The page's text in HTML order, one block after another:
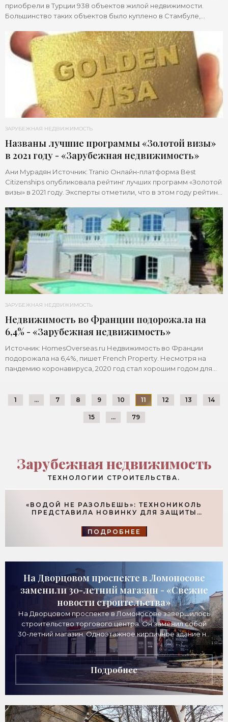
приобрели в Турции 938 объектов жилой недвижимости.
Большинство таких объектов было куплено в Стамбуле,
ЗАРУБЕЖНАЯ НЕДВИЖИМОСТЬ
Названы лучшие программы «Золотой визы»
в 2021 году - «Зарубежная недвижимость»
Ани Мурадян Источник: Tranio Онлайн-платформа Best
Citizenships опубликовала рейтинг лучших программ «Золотой
визы» в 2021 году. Эксперты отметили, что в этом году рейтинг
ЗАРУБЕЖНАЯ НЕДВИЖИМОСТЬ
Недвижимость во Франции подорожала на
6,4% - «Зарубежная недвижимость»
Источник: HomesOverseas.ru Недвижимость во Франции
подорожала на 6,4%, пишет French Property. Несмотря на
пандемию коронавируса, 2020 год стал хорошим годом для
1 ... 7 8 9 10 11 12 13 14
15 ... 79
Зарубежная недвижимость
ТЕХНОЛОГИИ СТРОИТЕЛЬСТВА.
«ВОДОЙ НЕ РАЗОЛЬЕШЬ»: ТЕХНОНИКОЛЬ
ПРЕДСТАВИЛА НОВИНКУ ДЛЯ ЗАЩИТЫ
СТРОИТЕЛЬСТВА»
ПОДРОБНЕЕ
На Дворцовом проспекте в Ломоносове
заменили 30-летний магазин - «Свежие
новости строительства»
На Дворцовом проспекте в Ломоносове завершилось
строительство торгового центра. Он заменил собой
30-летний магазин. Одноэтажное кирпичное здание на
Дворцовом проспекте, 16а, было построено
Подробнее